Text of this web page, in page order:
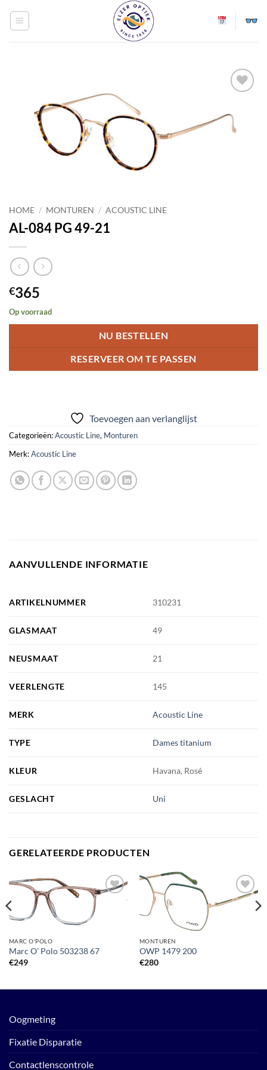
naar
aan
verlanglijst
HOME / MONTUREN / ACOUSTIC LINE
AL-084 PG 49-21
€365
Op voorraad
NU BESTELLEN
RESERVEER OM TE PASSEN
Toevoegen aan verlanglijst
Categorieën:Acoustic Line, Monturen
Merk:Acoustic Line
AANVULLENDE INFORMATIE
ARTIKELNUMMER 310231
GLASMAAT 49
NEUSMAAT 21
VEERLENGTE 145
MERK Acoustic Line
TYPE Dames titanium
KLEUR Havana, Rosé
GESLACHT Uni
GERELATEERDE PRODUCTEN
Toevoegen
verlanglijst
MARC O'POLO
Marc O’ Polo 503238 67
€249
Toevoegen
MONTUREN
OWP 1479 200
€280
Oogmeting
Fixatie Disparatie
Contactlenscontrole